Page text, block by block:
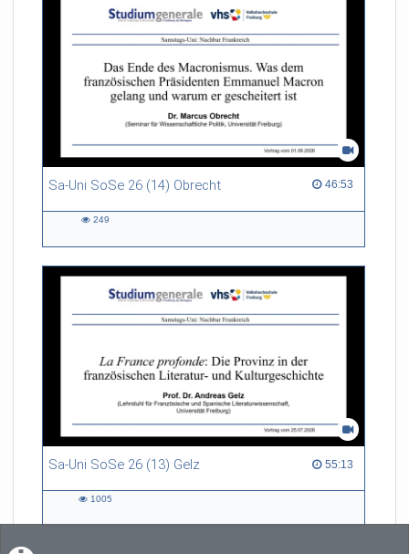
Sa-Uni SoSe 26 (14) Obrecht 46:53
46:53 duration
249
Sa-Uni SoSe 26 (13) Gelz 55:13
55:13 duration
1005